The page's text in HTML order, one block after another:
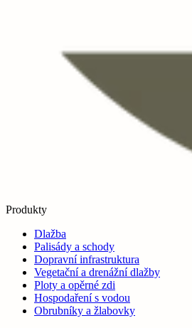
Produkty
Dlažba
Palisády a schody
Dopravní infrastruktura
Vegetační a drenážní dlažby
Ploty a opěrné zdi
Hospodaření s vodou
Obrubníky a žlabovky